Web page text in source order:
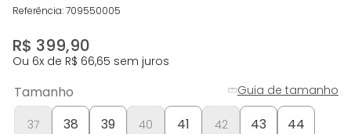
Referência:709550005
R$ 399,90
Ou 6x de R$ 66,65 sem juros
Tamanho
37 38 39 40 41 42 43 44
Guia de tamanho